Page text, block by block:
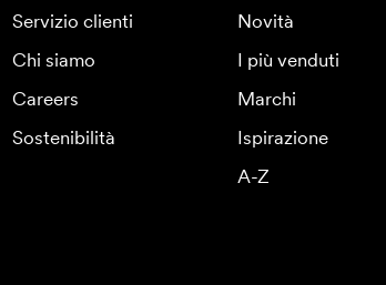
Servizio clienti
Chi siamo
Careers
Sostenibilità
Novità
I più venduti
Marchi
Ispirazione
A-Z